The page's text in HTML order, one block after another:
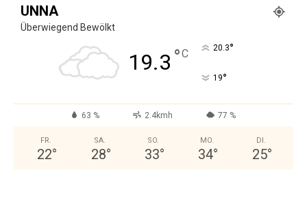
UNNA
Überwiegend Bewölkt
19.3 °C 20.3°
19°
63 % 2.4kmh 77 %
FR.
22°
SA.
28°
SO.
33°
MO.
34°
DI.
25°